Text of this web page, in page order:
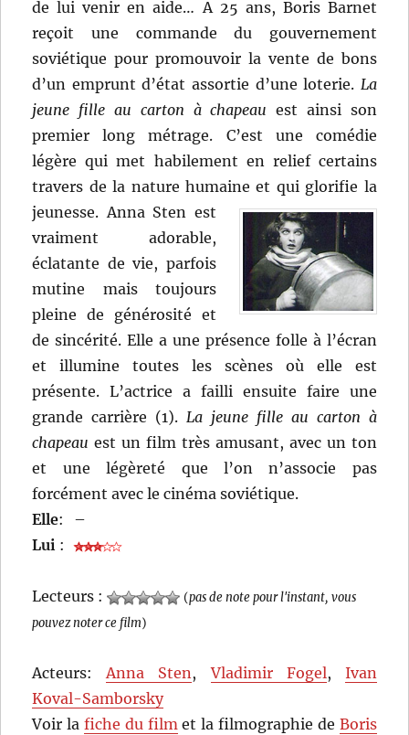
de lui venir en aide… A 25 ans, Boris Barnet
reçoit une commande du gouvernement
soviétique pour promouvoir la vente de bons
d’un emprunt d’état assortie d’une loterie. La
jeune fille au carton à chapeau est ainsi son
premier long métrage. C’est une comédie
légère qui met habilement en relief certains
travers de la nature humaine et qui glorifie la
jeunesse. Anna Sten est
vraiment adorable,
éclatante de vie, parfois
mutine mais toujours
pleine de générosité et
de sincérité. Elle a une présence folle à l’écran
et illumine toutes les scènes où elle est
présente. L’actrice a failli ensuite faire une
grande carrière (1).La jeune fille au carton à
chapeau est un film très amusant, avec un ton
et une légèreté que l’on n’associe pas
forcément avec le cinéma soviétique.
Elle:
–
Lui :
Lecteurs : (pas de note pour l'instant, vous
pouvez noter ce film)
Acteurs:Anna Sten,Vladimir Fogel, Ivan
Koval-Samborsky
Voir la fiche du filmet la filmographie de Boris